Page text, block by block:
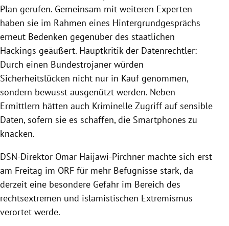
Plan gerufen. Gemeinsam mit weiteren Experten
haben sie im Rahmen eines Hintergrundgesprächs
erneut Bedenken gegenüber des staatlichen
Hackings geäußert. Hauptkritik der Datenrechtler:
Durch einen Bundestrojaner würden
Sicherheitslücken nicht nur in Kauf genommen,
sondern bewusst ausgenützt werden. Neben
Ermittlern hätten auch Kriminelle Zugriff auf sensible
Daten, sofern sie es schaffen, die Smartphones zu
knacken.
DSN-Direktor Omar Haijawi-Pirchner machte sich erst
am Freitag im ORF für mehr Befugnisse stark, da
derzeit eine besondere Gefahr im Bereich des
rechtsextremen und islamistischen Extremismus
verortet werde.